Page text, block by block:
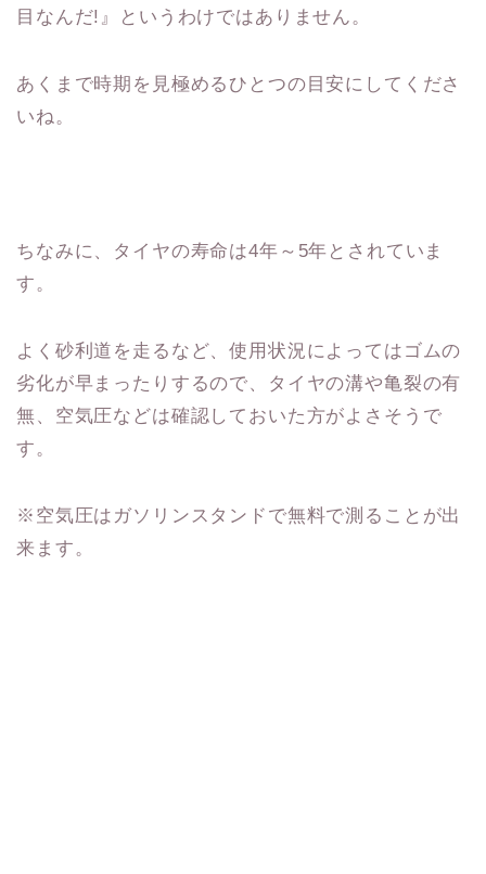
目なんだ!』というわけではありません。
あくまで時期を見極めるひとつの目安にしてくださ
いね。
ちなみに、タイヤの寿命は4年～5年とされていま
す。
よく砂利道を走るなど、使用状況によってはゴムの
劣化が早まったりするので、タイヤの溝や亀裂の有
無、空気圧などは確認しておいた方がよさそうで
す。
※空気圧はガソリンスタンドで無料で測ることが出
来ます。